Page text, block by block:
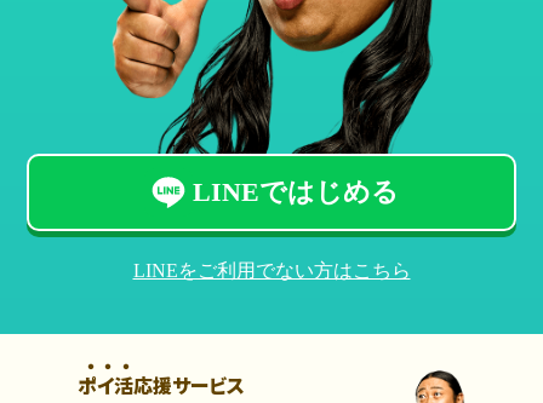
LINEではじめる
LINEをご利用でない方はこちら
ポイ活応援サービス